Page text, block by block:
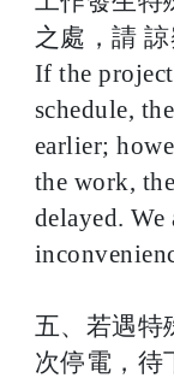
之處，請 諒
If the
schedule,
earlier;
the work,
delayed.
五、若遇特
次停電，待